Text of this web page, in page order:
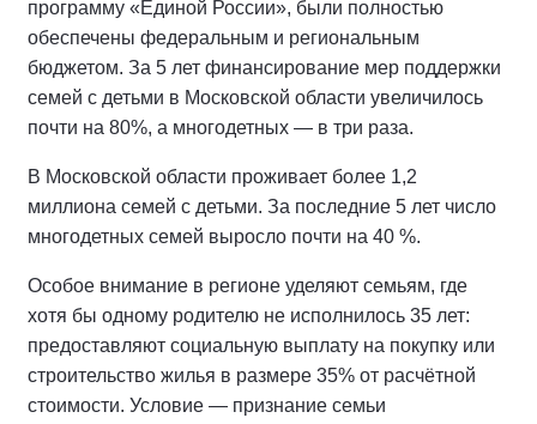
программу «Единой России», были полностью
обеспечены федеральным и региональным
бюджетом. За 5 лет финансирование мер поддержки
семей с детьми в Московской области увеличилось
почти на 80%, а многодетных — в три раза.
В Московской области проживает более 1,2
миллиона семей с детьми. За последние 5 лет число
многодетных семей выросло почти на 40 %.
Особое внимание в регионе уделяют семьям, где
хотя бы одному родителю не исполнилось 35 лет:
предоставляют социальную выплату на покупку или
строительство жилья в размере 35% от расчётной
стоимости. Условие — признание семьи